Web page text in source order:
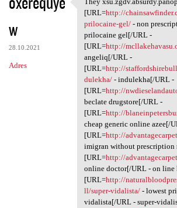
w
28.10.2021
Adres
They xsu.zgdv.absurdy
[URL=http://
prilocaine-gel/- non
prilocaine gel[/URL -
[URL=http://
angeliq[/URL -
[URL=http://
dulekha/- indulekha[/URL -
[URL=http://
beclate drugstore[/URL -
[URL=http://
cheap generic online azee[/
[URL=http://
imigran without prescription
[URL=http://
online doctor[/URL - on
[URL=http://
ll/super-vidalista/- lowest
vidalista[/URL - super-